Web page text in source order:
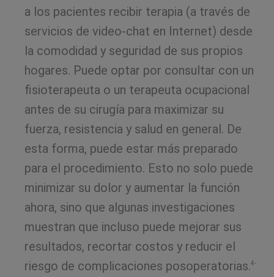
a los pacientes recibir terapia (a través de
servicios de video-chat en Internet) desde
la comodidad y seguridad de sus propios
hogares. Puede optar por consultar con un
fisioterapeuta o un terapeuta ocupacional
antes de su cirugía para maximizar su
fuerza, resistencia y salud en general. De
esta forma, puede estar más preparado
para el procedimiento. Esto no solo puede
minimizar su dolor y aumentar la función
ahora, sino que algunas investigaciones
muestran que incluso puede mejorar sus
resultados, recortar costos y reducir el
riesgo de complicaciones posoperatorias.4-